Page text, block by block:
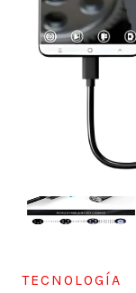
TECNOLOGÍA